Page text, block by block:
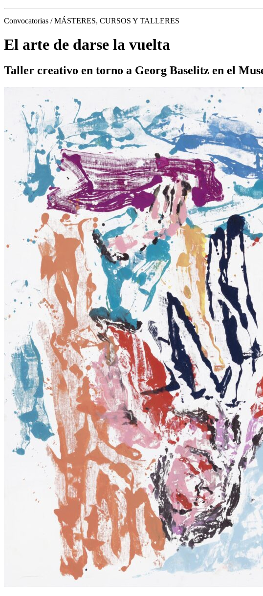
Convocatorias / MÁSTERES, CURSOS Y TALLERES
El arte de darse la vuelta
Taller creativo en torno a Georg Baselitz en el